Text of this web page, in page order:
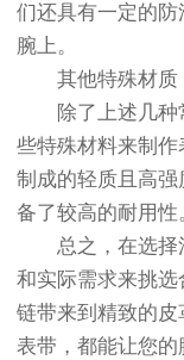
们还具有一定的
腕上。
其他特殊材质
除了上述几种
些特殊材料来制
制成的轻质且高
备了较高的耐用性
总之，在选择
和实际需求来挑
链带来到精致的
表带，都能让您的